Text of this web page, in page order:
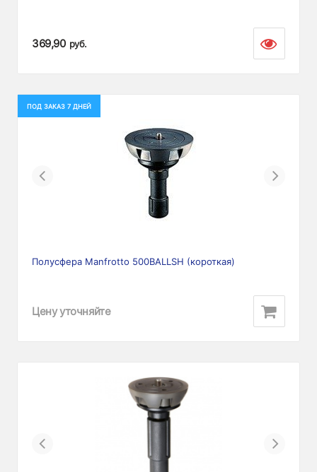
369,90 руб.
ПОД ЗАКАЗ 7 ДНЕЙ
Previous Next
Полусфера Manfrotto 500BALLSH (короткая)
Цену уточняйте
Previous Next